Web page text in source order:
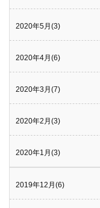
2020年5月(3)
2020年4月(6)
2020年3月(7)
2020年2月(3)
2020年1月(3)
2019年12月(6)